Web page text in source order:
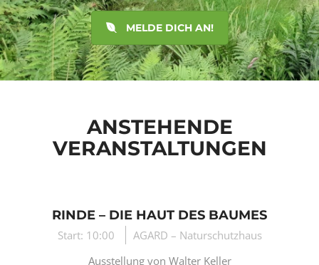
MELDE DICH AN!
ANSTEHENDE
VERANSTALTUNGEN
RINDE – DIE HAUT DES BAUMES
Start: 10:00
AGARD – Naturschutzhaus
Ausstellung von Walter Keller